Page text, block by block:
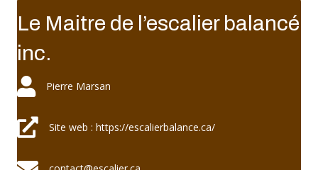
Le Maitre de l’escalier balancé
inc.
Pierre Marsan
Pierre Marsan
Site web : https://escalierbalance.ca/
Site web : https://escalierbalance.ca/
contact@escalier.ca